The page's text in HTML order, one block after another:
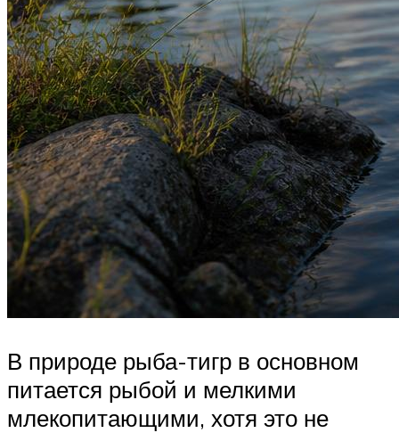
В природе рыба-тигр в основном
питается рыбой и мелкими
млекопитающими, хотя это не